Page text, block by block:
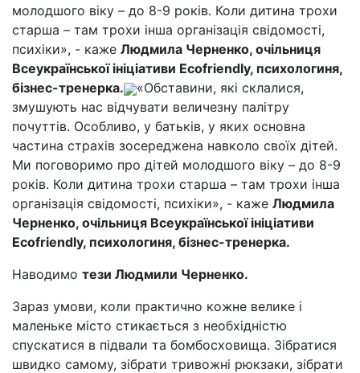
молодшого віку – до 8-9 років. Коли дитина трохи
старша – там трохи інша організація свідомості,
психіки», - каже Людмила Черненко, очільниця
Всеукраїнської ініціативи Ecofriendly, психологиня,
бізнес-тренерка.
«Обставини, які склалися,
змушують нас відчувати величезну палітру
почуттів. Особливо, у батьків, у яких основна
частина страхів зосереджена навколо своїх дітей.
Ми поговоримо про дітей молодшого віку – до 8-9
років. Коли дитина трохи старша – там трохи інша
організація свідомості, психіки», - каже Людмила
Черненко, очільниця Всеукраїнської ініціативи
Ecofriendly, психологиня, бізнес-тренерка.
Наводимо тези Людмили Черненко.
Зараз умови, коли практично кожне велике і
маленьке місто стикається з необхідністю
спускатися в підвали та бомбосховища. Зібратися
швидко самому, зібрати тривожні рюкзаки, зібрати